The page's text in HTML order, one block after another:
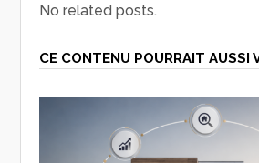
No related posts.
CE CONTENU POURRAIT AUSSI